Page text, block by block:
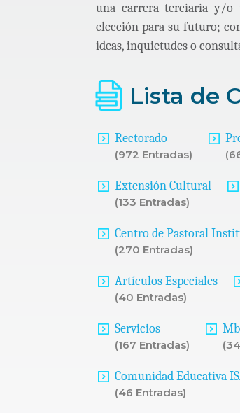
una carrera terciaria y/o
elección para su futuro;
ideas, inquietudes o
Lista de
Rectorado
(972 Entradas)
Extensión Cultural
(133 Entradas)
Centro de Pastoral
(270 Entradas)
Artículos Especiales
(40 Entradas)
Servicios
(167 Entradas)
Comunidad Educativa
(46 Entradas)